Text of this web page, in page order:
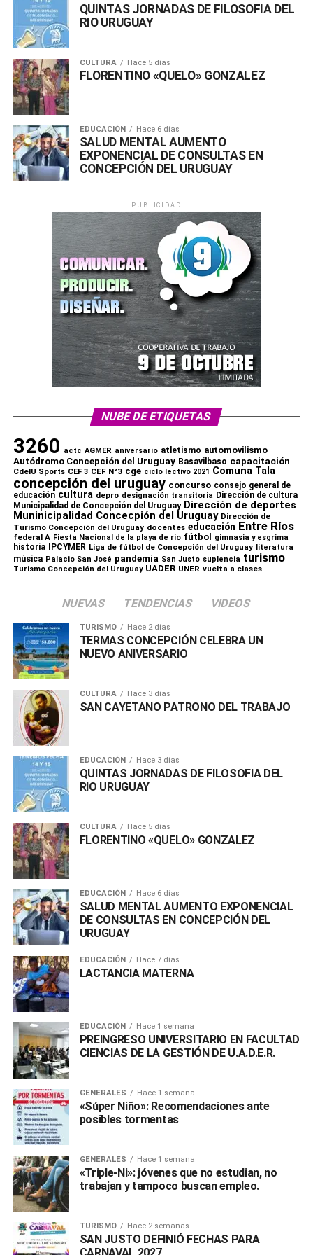
Comparte esto:
Facebook WhatsApp
cualquier esfuerzo de conservación y preservación.
Proteger y preservar este patrimonio natural invaluable
para el bienestar de todos es una tarea colectiva.
Comparte esto:
X Facebook WhatsApp Imprimir
QUINTAS JORNADAS DE FILOSOFIA DEL
RIO URUGUAY
CULTURA Hace 5 días
FLORENTINO «QUELO» GONZALEZ
EDUCACIÓN Hace 6 días
SALUD MENTAL AUMENTO
EXPONENCIAL DE CONSULTAS EN
CONCEPCIÓN DEL URUGUAY
PUBLICIDAD
NUBE DE ETIQUETAS
3260 actc AGMER aniversario atletismo automovilismo
Autódromo Concepción del Uruguay Basavilbaso capacitación
CdelU Sports CEF 3 CEF N°3 cge ciclo lectivo 2021 Comuna Tala
concepción del uruguay concurso consejo general de
educación cultura depro designación transitoria Dirección de cultura
Municipalidad de Concepción del Uruguay Dirección de deportes
Muninicipalidad Concecpión del Uruguay Dirección de
Turismo Concepción del Uruguay docentes educación Entre Ríos
federal A Fiesta Nacional de la playa de rio fútbol gimnasia y esgrima
historia IPCYMER Liga de fútbol de Concepción del Uruguay literatura
música Palacio San José pandemia San Justo suplencia turismo
Turismo Concepción del Uruguay UADER UNER vuelta a clases
NUEVAS TENDENCIAS VIDEOS
TURISMO Hace 2 días
TERMAS CONCEPCIÓN CELEBRA UN
NUEVO ANIVERSARIO
CULTURA Hace 3 días
SAN CAYETANO PATRONO DEL TRABAJO
EDUCACIÓN Hace 3 días
QUINTAS JORNADAS DE FILOSOFIA DEL
RIO URUGUAY
CULTURA Hace 5 días
FLORENTINO «QUELO» GONZALEZ
EDUCACIÓN Hace 6 días
SALUD MENTAL AUMENTO EXPONENCIAL
DE CONSULTAS EN CONCEPCIÓN DEL
URUGUAY
EDUCACIÓN Hace 7 días
LACTANCIA MATERNA
EDUCACIÓN Hace 1 semana
PREINGRESO UNIVERSITARIO EN FACULTAD
CIENCIAS DE LA GESTIÓN DE U.A.D.E.R.
GENERALES Hace 1 semana
«Súper Niño»: Recomendaciones ante
posibles tormentas
GENERALES Hace 1 semana
«Triple-Ni»: jóvenes que no estudian, no
trabajan y tampoco buscan empleo.
TURISMO Hace 2 semanas
SAN JUSTO DEFINIÓ FECHAS PARA
CARNAVAL 2027